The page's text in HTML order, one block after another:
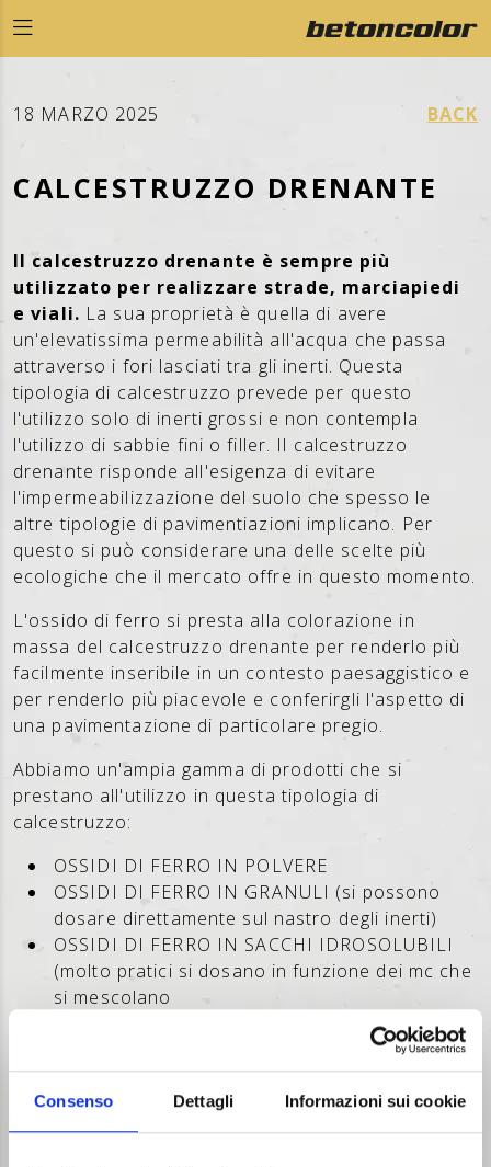
Consenso Dettagli Informazioni sui cookie
18 MARZO 2025 BACK
CALCESTRUZZO DRENANTE
Il calcestruzzo drenante è sempre più
utilizzato per realizzare strade, marciapiedi
e viali. La sua proprietà è quella di avere
un'elevatissima permeabilità all'acqua che passa
attraverso i fori lasciati tra gli inerti. Questa
tipologia di calcestruzzo prevede per questo
l'utilizzo solo di inerti grossi e non contempla
l'utilizzo di sabbie fini o filler. Il calcestruzzo
drenante risponde all'esigenza di evitare
l'impermeabilizzazione del suolo che spesso le
altre tipologie di pavimentiazioni implicano. Per
questo si può considerare una delle scelte più
ecologiche che il mercato offre in questo momento.
L'ossido di ferro si presta alla colorazione in
massa del calcestruzzo drenante per renderlo più
facilmente inseribile in un contesto paesaggistico e
per renderlo più piacevole e conferirgli l'aspetto di
una pavimentazione di particolare pregio.
Abbiamo un'ampia gamma di prodotti che si
prestano all'utilizzo in questa tipologia di
calcestruzzo:
OSSIDI DI FERRO IN POLVERE
OSSIDI DI FERRO IN GRANULI (si possono
dosare direttamente sul nastro degli inerti)
OSSIDI DI FERRO IN SACCHI IDROSOLUBILI
(molto pratici si dosano in funzione dei mc che
si mescolano
Le colorazioni sono quelle standard e si possono
trovare nella nostrascheda colorinell'ultima
colonna (TERRA UMIDA).
Il nostro laboratorio è disponibile ad effettuare per